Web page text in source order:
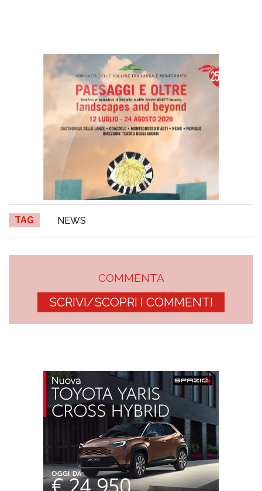
TAG NEWS
COMMENTA
SCRIVI/SCOPRI I COMMENTI